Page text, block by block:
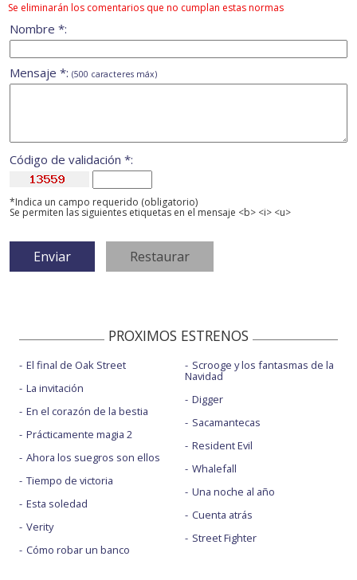
Se eliminarán los comentarios que no cumplan estas normas
Nombre *:
Mensaje *: (500 caracteres máx)
Código de validación *:
*Indica un campo requerido (obligatorio)
Se permiten las siguientes etiquetas en el mensaje <b> <i> <u>
PROXIMOS ESTRENOS
El final de Oak Street
La invitación
En el corazón de la bestia
Prácticamente magia 2
Ahora los suegros son ellos
Tiempo de victoria
Esta soledad
Verity
Cómo robar un banco
Scrooge y los fantasmas de la
Navidad
Digger
Sacamantecas
Resident Evil
Whalefall
Una noche al año
Cuenta atrás
Street Fighter